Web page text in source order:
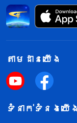
តាម​ដាន​យើង​
ទំនាក់​ទំនង​យ